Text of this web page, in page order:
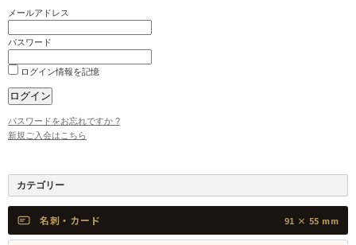
メールアドレス
パスワード
ログイン情報を記憶
パスワードをお忘れですか ?
新規ご入会はこちら
カテゴリー
名刺・カード 91 × 55 mm